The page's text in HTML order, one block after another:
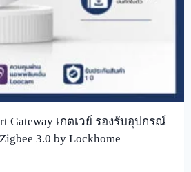
Gateway เกตเวย์ รองรับอุปกรณ์
3.0 by Lockhome